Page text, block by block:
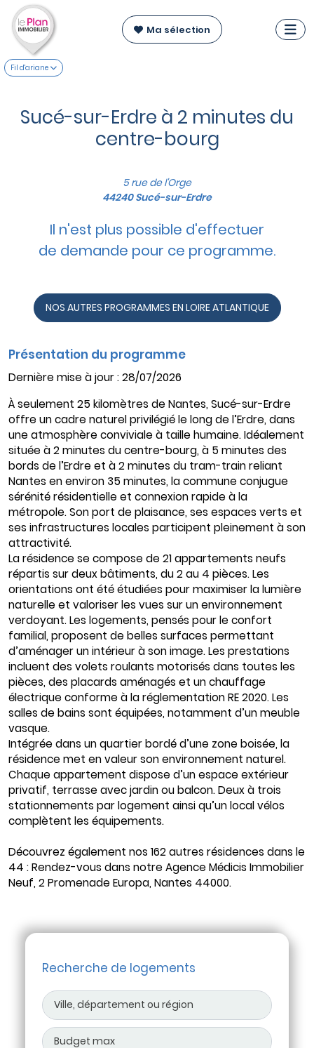
Ma sélection
Fil d'ariane
Sucé-sur-Erdre à 2 minutes du
centre-bourg
5 rue de l'Orge
44240 Sucé-sur-Erdre
Il n'est plus possible d'effectuer
de demande pour ce programme.
NOS AUTRES PROGRAMMES EN LOIRE ATLANTIQUE
Présentation du programme
Dernière mise à jour : 28/07/2026
À seulement 25 kilomètres de Nantes, Sucé-sur-Erdre
offre un cadre naturel privilégié le long de l’Erdre, dans
une atmosphère conviviale à taille humaine. Idéalement
située à 2 minutes du centre-bourg, à 5 minutes des
bords de l’Erdre et à 2 minutes du tram-train reliant
Nantes en environ 35 minutes, la commune conjugue
sérénité résidentielle et connexion rapide à la
métropole. Son port de plaisance, ses espaces verts et
ses infrastructures locales participent pleinement à son
attractivité.
La résidence se compose de 21 appartements neufs
répartis sur deux bâtiments, du 2 au 4 pièces. Les
orientations ont été étudiées pour maximiser la lumière
naturelle et valoriser les vues sur un environnement
verdoyant. Les logements, pensés pour le confort
familial, proposent de belles surfaces permettant
d’aménager un intérieur à son image. Les prestations
incluent des volets roulants motorisés dans toutes les
pièces, des placards aménagés et un chauffage
électrique conforme à la réglementation RE 2020. Les
salles de bains sont équipées, notamment d’un meuble
vasque.
Intégrée dans un quartier bordé d’une zone boisée, la
résidence met en valeur son environnement naturel.
Chaque appartement dispose d’un espace extérieur
privatif, terrasse avec jardin ou balcon. Deux à trois
stationnements par logement ainsi qu’un local vélos
complètent les équipements.
Découvrez également nos 162 autres résidences dans le
44 : Rendez-vous dans notre Agence Médicis Immobilier
Neuf, 2 Promenade Europa, Nantes 44000.
Recherche de logements